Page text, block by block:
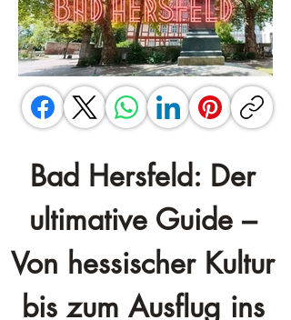
Bad Hersfeld: Der
ultimative Guide –
Von hessischer Kultur
bis zum Ausflug ins